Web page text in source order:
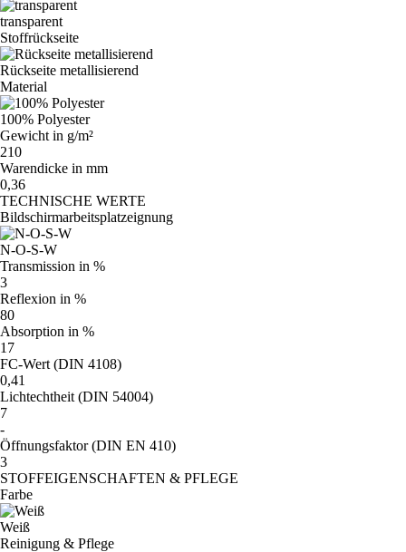
transparent
Stoffrückseite
Rückseite metallisierend
Material
100% Polyester
Gewicht in g/m²
210
Warendicke in mm
0,36
TECHNISCHE WERTE
Bildschirmarbeitsplatzeignung
N-O-S-W
Transmission in %
3
Reflexion in %
80
Absorption in %
17
FC-Wert (DIN 4108)
0,41
Lichtechtheit (DIN 54004)
7
-
Öffnungsfaktor (DIN EN 410)
3
STOFFEIGENSCHAFTEN & PFLEGE
Farbe
Weiß
Reinigung & Pflege